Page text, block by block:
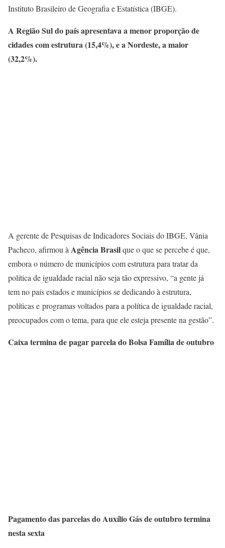
Instituto Brasileiro de Geografia e Estatística (IBGE).
A Região Sul do país apresentava a menor proporção de
cidades com estrutura (15,4%), e a Nordeste, a maior
(32,2%).
A gerente de Pesquisas de Indicadores Sociais do IBGE, Vânia
Pacheco, afirmou à Agência Brasilque o que se percebe é que,
embora o número de municípios com estrutura para tratar da
política de igualdade racial não seja tão expressivo, “a gente já
tem no país estados e municípios se dedicando à estrutura,
políticas e programas voltados para a política de igualdade racial,
preocupados com o tema, para que ele esteja presente na gestão”.
Caixa termina de pagar parcela do Bolsa Família de outubro
Pagamento das parcelas do Auxílio Gás de outubro termina
nesta sexta